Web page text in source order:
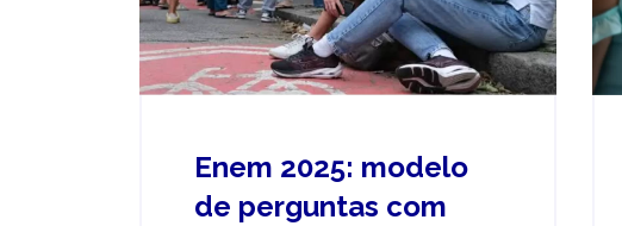
Enem 2025: modelo
de perguntas com